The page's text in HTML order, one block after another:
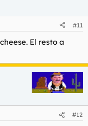
#11
El resto a
#12